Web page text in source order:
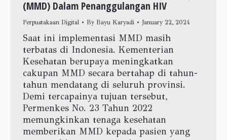
(MMD) Dalam Penanggulangan HIV
Perpustakaan Digital By Bayu Karyadi January 22, 2024
Saat ini implementasi MMD masih
terbatas di Indonesia. Kementerian
Kesehatan berupaya meningkatkan
cakupan MMD secara bertahap di tahun-
tahun mendatang di seluruh provinsi.
Demi tercapainya tujuan tersebut,
Permenkes No. 23 Tahun 2022
memungkinkan tenaga kesehatan
memberikan MMD kepada pasien yang